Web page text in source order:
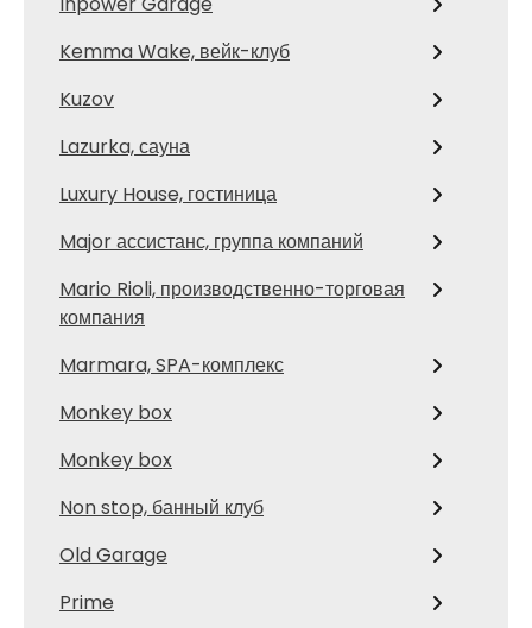
Kemma Wake, вейк-клуб
Kuzov
Lazurka, сауна
Luxury House, гостиница
Major ассистанс, группа компаний
Mario Rioli, производственно-торговая
компания
Marmara, SPA-комплекс
Monkey box
Monkey box
Non stop, банный клуб
Old Garage
Prime